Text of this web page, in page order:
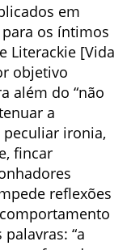
em
para os íntimos
Literackie [Vida
objetivo
além do “não
a
peculiar ironia,
fincar
reflexões
“a